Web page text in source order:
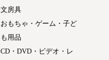
文房具
おもちゃ・ゲーム・子ど
も用品
CD・DVD・ビデオ・レ